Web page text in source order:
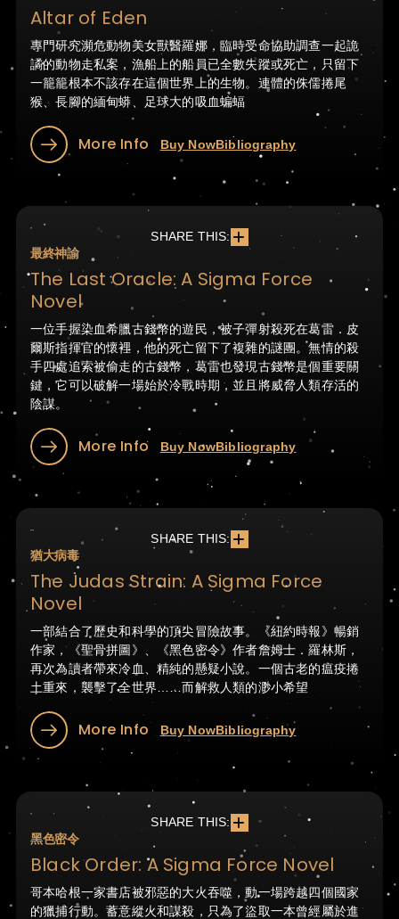
Altar of Eden
專門研究瀕危動物美女獸醫羅娜，臨時受命協助調查一起詭
譎的動物走私案，漁船上的船員已全數失蹤或死亡，只留下
一籠籠根本不該存在這個世界上的生物。連體的侏儒捲尾
猴、長腳的緬甸蟒、足球大的吸血蝙蝠
More Info Buy NowBibliography
SHARE THIS:
最終神諭
The Last Oracle: A Sigma Force
Novel
一位手握染血希臘古錢幣的遊民，被子彈射殺死在葛雷．皮
爾斯指揮官的懷裡，他的死亡留下了複雜的謎團。無情的殺
手四處追索被偷走的古錢幣，葛雷也發現古錢幣是個重要關
鍵，它可以破解一場始於冷戰時期，並且將威脅人類存活的
陰謀。
More Info Buy NowBibliography
SHARE THIS:
猶大病毒
The Judas Strain: A Sigma Force
Novel
一部結合了歷史和科學的頂尖冒險故事。《紐約時報》暢銷
作家，《聖骨拼圖》、《黑色密令》作者詹姆士．羅林斯，
再次為讀者帶來冷血、精純的懸疑小說。一個古老的瘟疫捲
土重來，襲擊了全世界……而解救人類的渺小希望
More Info Buy NowBibliography
SHARE THIS:
黑色密令
Black Order: A Sigma Force Novel
哥本哈根一家書店被邪惡的大火吞噬，動一場跨越四個國家
的獵捕行動。蓄意縱火和謀殺，只為了盜取一本曾經屬於進